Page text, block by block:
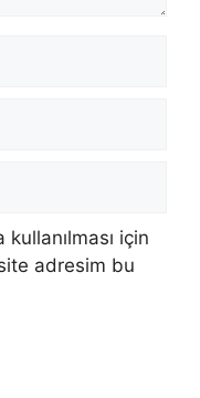
için
adresim bu